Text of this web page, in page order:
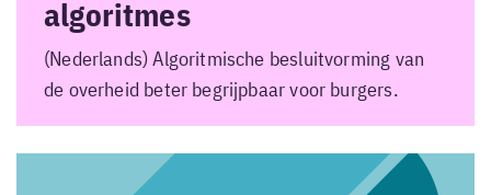
algoritmes
(Nederlands) Algoritmische besluitvorming van
de overheid beter begrijpbaar voor burgers.